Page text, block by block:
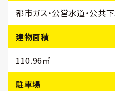
都市ガス・公営水道・公共
建物面積
110.96㎡
駐車場